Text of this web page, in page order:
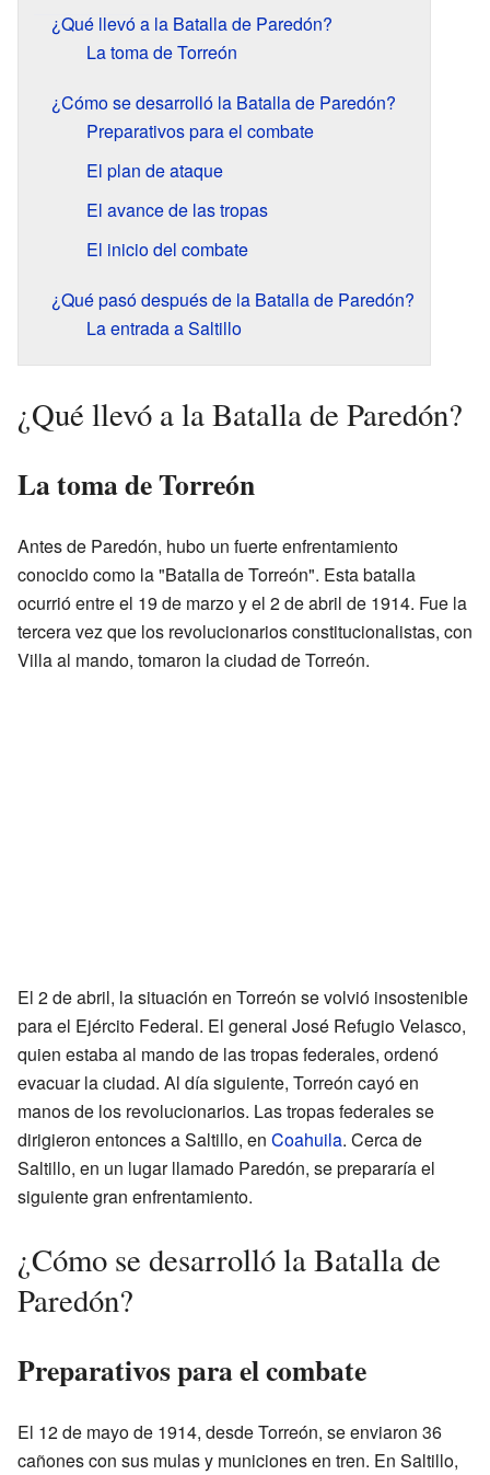
¿Qué llevó a la Batalla de Paredón?
La toma de Torreón
¿Cómo se desarrolló la Batalla de Paredón?
Preparativos para el combate
El plan de ataque
El avance de las tropas
El inicio del combate
¿Qué pasó después de la Batalla de Paredón?
La entrada a Saltillo
¿Qué llevó a la Batalla de Paredón?
La toma de Torreón
Antes de Paredón, hubo un fuerte enfrentamiento
conocido como la "Batalla de Torreón". Esta batalla
ocurrió entre el 19 de marzo y el 2 de abril de 1914. Fue la
tercera vez que los revolucionarios constitucionalistas, con
Villa al mando, tomaron la ciudad de Torreón.
El 2 de abril, la situación en Torreón se volvió insostenible
para el Ejército Federal. El general José Refugio Velasco,
quien estaba al mando de las tropas federales, ordenó
evacuar la ciudad. Al día siguiente, Torreón cayó en
manos de los revolucionarios. Las tropas federales se
dirigieron entonces a Saltillo, en Coahuila. Cerca de
Saltillo, en un lugar llamado Paredón, se prepararía el
siguiente gran enfrentamiento.
¿Cómo se desarrolló la Batalla de
Paredón?
Preparativos para el combate
El 12 de mayo de 1914, desde Torreón, se enviaron 36
cañones con sus mulas y municiones en tren. En Saltillo,